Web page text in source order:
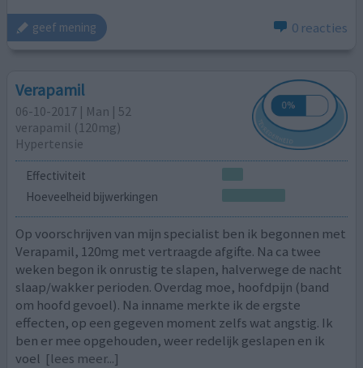
geef mening 0 reacties
Verapamil
06-10-2017 | Man | 52
verapamil (120mg)
Hypertensie
Effectiviteit
Hoeveelheid bijwerkingen
Op voorschrijven van mijn specialist ben ik begonnen met
Verapamil, 120mg met vertraagde afgifte. Na ca twee
weken begon ik onrustig te slapen, halverwege de nacht
slaap/wakker perioden. Overdag moe, hoofdpijn (band
om hoofd gevoel). Na inname merkte ik de ergste
effecten, op een gegeven moment zelfs wat angstig. Ik
ben er mee opgehouden, weer redelijk geslapen en ik
voel [lees meer...]